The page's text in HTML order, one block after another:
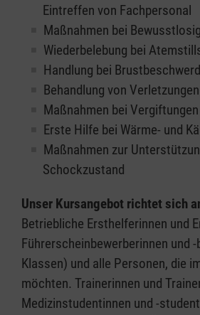
Eintreffen von Fachpersonal
Maßnahmen bei
Wiederbelebung bei
Handlung bei
Behandlung von Verletzungen
Maßnahmen bei Vergiftungen
Erste Hilfe bei Wärme- und
Maßnahmen zur
Schockzustand
Unser Kursangebot richtet sich
Betriebliche Ersthelferinnen und
Führerscheinbewerberinnen und
Klassen) und alle Personen, die
möchten. Trainerinnen und
Medizinstudentinnen und -